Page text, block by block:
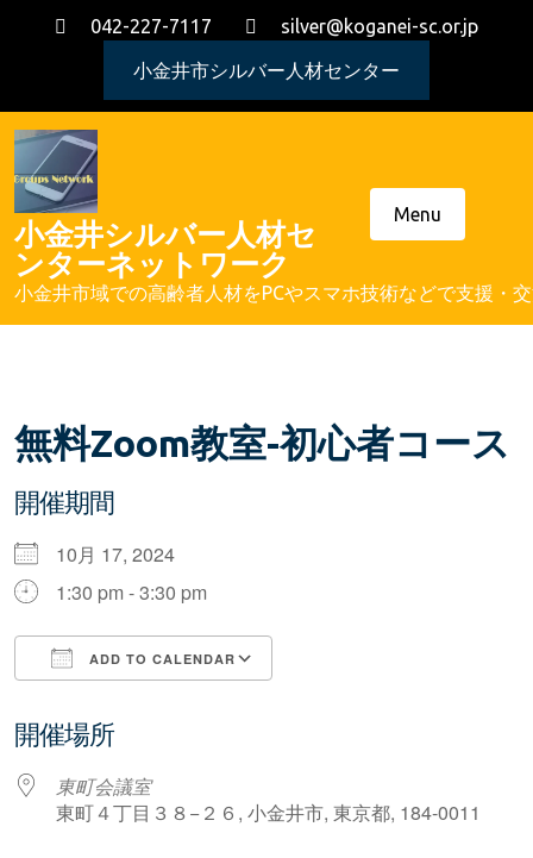
042-227-7117 silver@koganei-sc.or.jp
小金井市シルバー人材センター
小金井シルバー人材セ
ンターネットワーク
小金井市域での高齢者人材をPCやスマホ技術などで支援・
Menu
無料Zoom教室-初心者コース
開催期間
10月 17, 2024
1:30 pm - 3:30 pm
ADD TO CALENDAR
開催場所
東町会議室
東町４丁目３８−２６, 小金井市, 東京都, 184-0011